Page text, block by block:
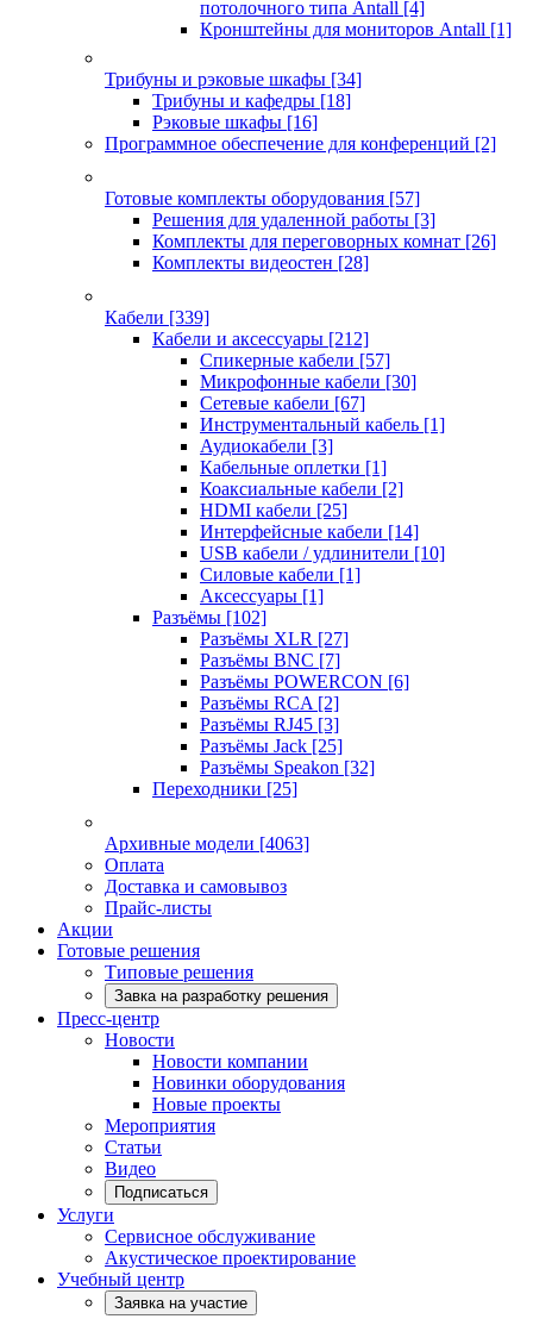
потолочного типа Antall [4]
Кронштейны для мониторов Antall [1]
Трибуны и рэковые шкафы [34]
Трибуны и кафедры [18]
Рэковые шкафы [16]
Программное обеспечение для конференций [2]
Готовые комплекты оборудования [57]
Решения для удаленной работы [3]
Комплекты для переговорных комнат [26]
Комплекты видеостен [28]
Кабели [339]
Кабели и аксессуары [212]
Спикерные кабели [57]
Микрофонные кабели [30]
Сетевые кабели [67]
Инструментальный кабель [1]
Аудиокабели [3]
Кабельные оплетки [1]
Коаксиальные кабели [2]
HDMI кабели [25]
Интерфейсные кабели [14]
USB кабели / удлинители [10]
Силовые кабели [1]
Аксессуары [1]
Разъёмы [102]
Разъёмы XLR [27]
Разъёмы BNC [7]
Разъёмы POWERCON [6]
Разъёмы RCA [2]
Разъёмы RJ45 [3]
Разъёмы Jack [25]
Разъёмы Speakon [32]
Переходники [25]
Архивные модели [4063]
Оплата
Доставка и самовывоз
Прайс-листы
Акции
Готовые решения
Типовые решения
Завка на разработку решения
Пресс-центр
Новости
Новости компании
Новинки оборудования
Новые проекты
Мероприятия
Статьи
Видео
Подписаться
Услуги
Сервисное обслуживание
Акустическое проектирование
Учебный центр
Заявка на участие